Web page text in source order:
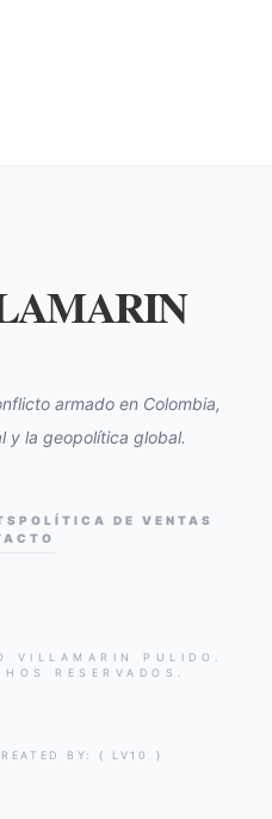
armado en Colombia,
y la geopolítica global.
POLÍTICA DE VENTAS
VILLAMARIN PULIDO.
RESERVADOS.
BY: { LV10 }